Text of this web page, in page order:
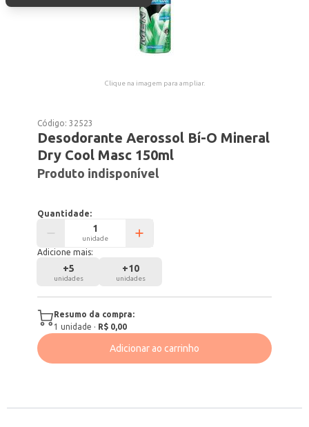
Clique na imagem para ampliar.
Código:32523
Desodorante Aerossol Bí-O Mineral
Dry Cool Masc 150ml
Produto indisponível
Quantidade:
unidade
Adicione mais:
+5
unidades
+10
unidades
Resumo da compra:
1 unidade · R$ 0,00
Adicionar ao carrinho